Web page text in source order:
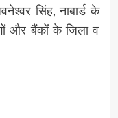
सिंह, नाबार्ड के
और बैंकों के जिला व